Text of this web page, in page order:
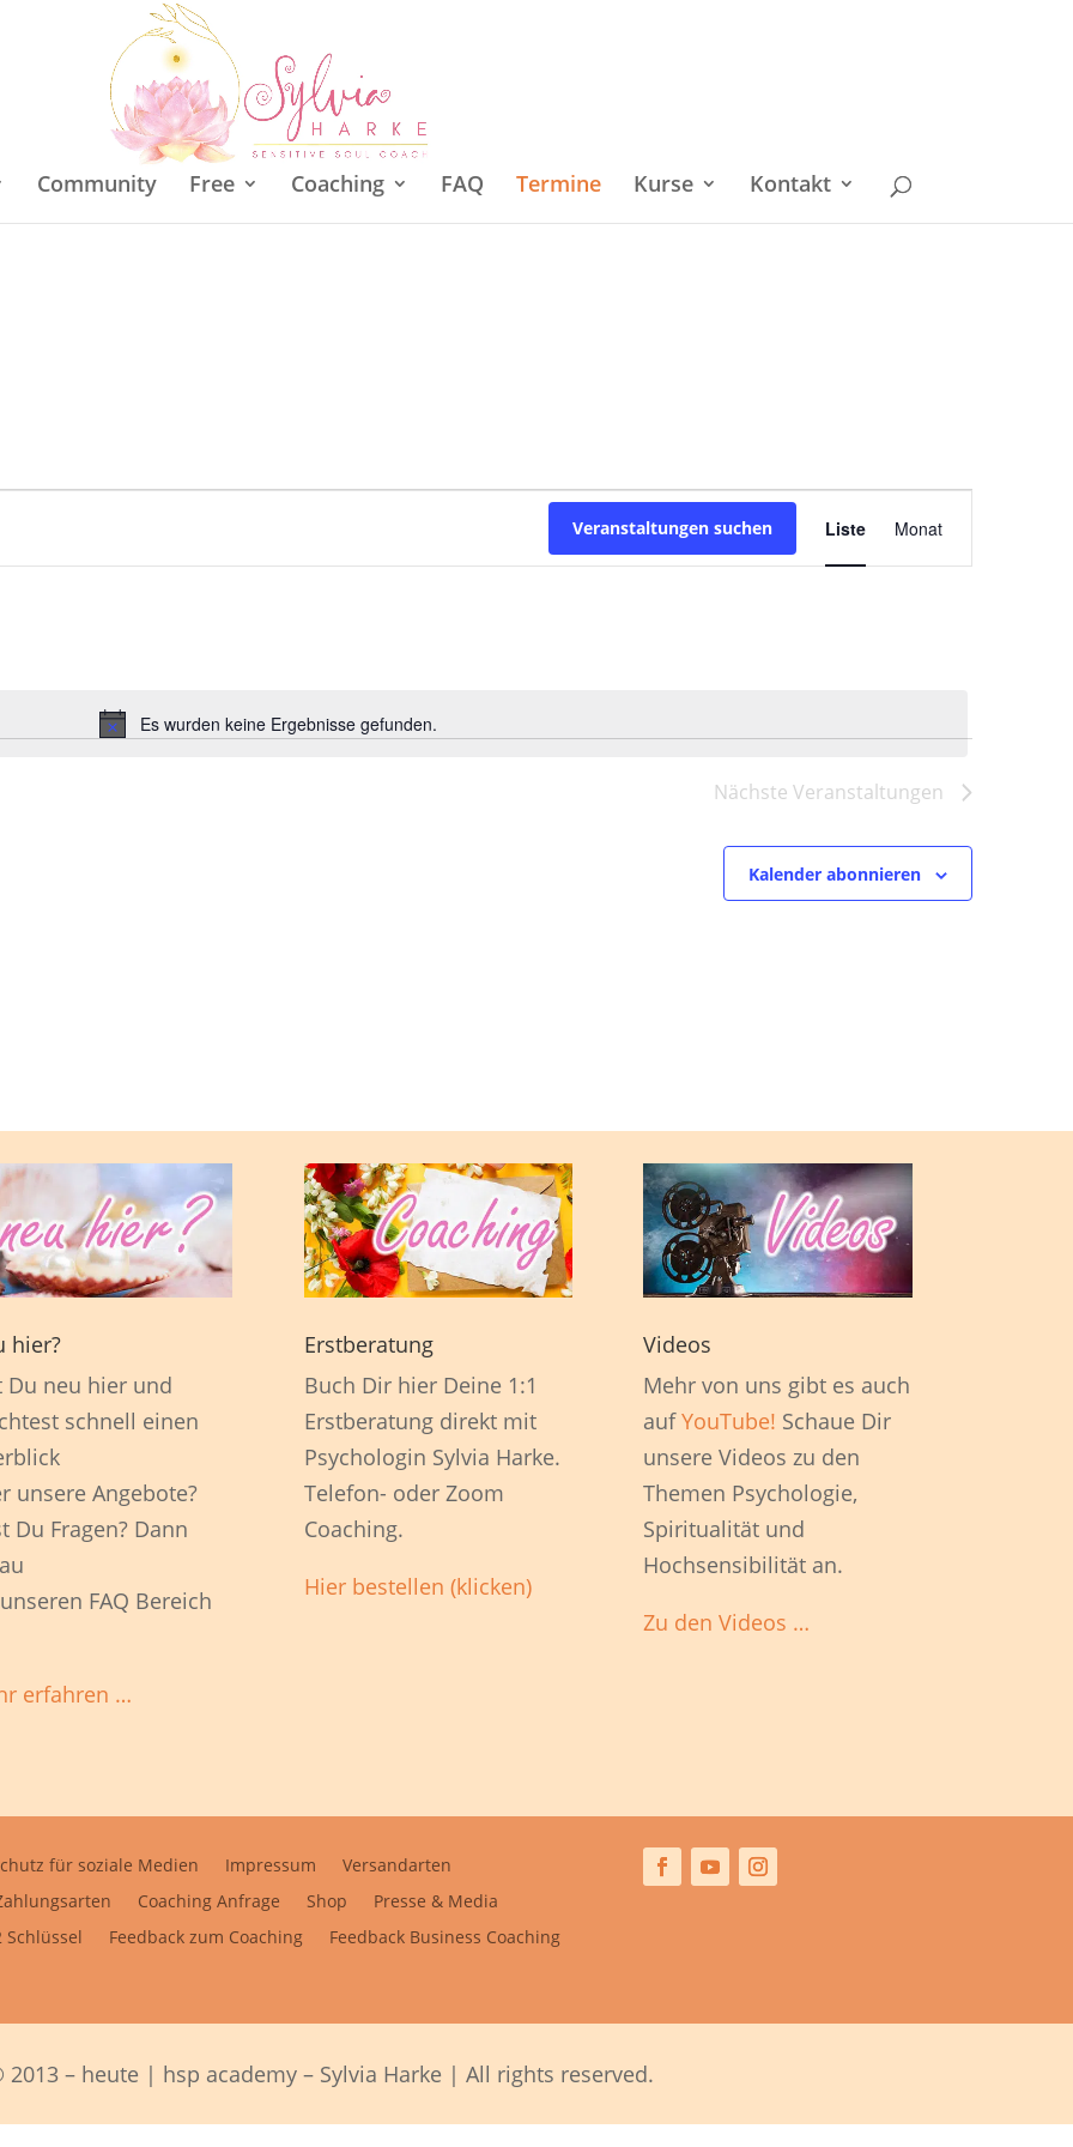
Community Free Coaching FAQ Termine Kurse Kontakt
Hinweis
Es wurden keine Ergebnisse gefunden.
Veranstaltungen suchen Ansichten-
Navigation
Liste Monat
Nächste Veranstaltungen
Kalender abonnieren
hier?
Du neu hier und
schnell einen
unsere Angebote?
Du Fragen? Dann
FAQ Bereich
erfahren …
Erstberatung
Buch Dir hier Deine 1:1
Erstberatung direkt mit
Psychologin Sylvia Harke.
Telefon- oder Zoom
Coaching.
Hier bestellen (klicken)
Videos
Mehr von uns gibt es auch
aufYouTube! Schaue Dir
unsere Videos zu den
Themen Psychologie,
Spiritualität und
Hochsensibilität an.
Zu den Videos …
für soziale Medien Impressum
Versandarten
Coaching Anfrage Shop
Presse & Media
Schlüssel Feedback zum Coaching
Feedback Business Coaching
– heute | hsp academy – Sylvia Harke | All rights reserved.